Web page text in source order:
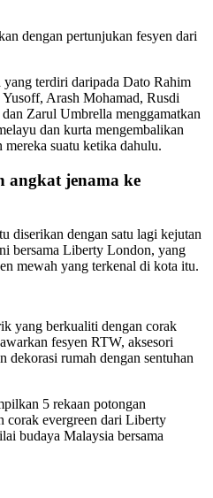
dengan pertunjukan fesyen dari
terdiri daripada Dato Rahim
Arash Mohamad, Rusdi
Zarul Umbrella menggamatkan
dan kurta mengembalikan
suatu ketika dahulu.
jenama ke
diserikan dengan satu lagi kejutan
bersama Liberty London, yang
mewah yang terkenal di kota itu.
yang berkualiti dengan corak
fesyen RTW, aksesori
dekorasi rumah dengan sentuhan
5 rekaan potongan
corak evergreen dari Liberty
budaya Malaysia bersama